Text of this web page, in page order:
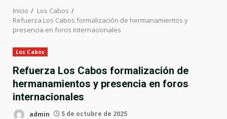
Inicio
Los Cabos
Refuerza Los Cabos formalización de hermanamientos y
presencia en foros internacionales
Los Cabos
Refuerza Los Cabos formalización de
hermanamientos y presencia en foros
internacionales
admin 5 de octubre de 2025